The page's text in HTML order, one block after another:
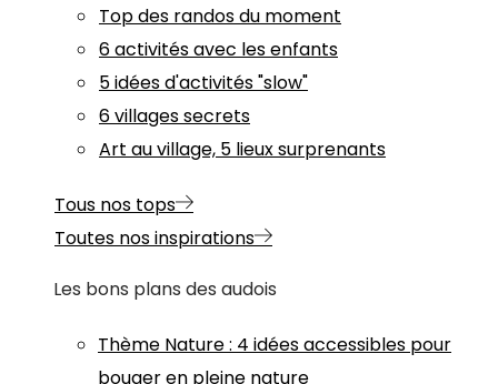
Top des randos du moment
6 activités avec les enfants
5 idées d'activités "slow"
6 villages secrets
Art au village, 5 lieux surprenants
Tous nos tops
Toutes nos inspirations
Les bons plans des audois
Thème Nature: 4 idées accessibles pour
bouger en pleine nature